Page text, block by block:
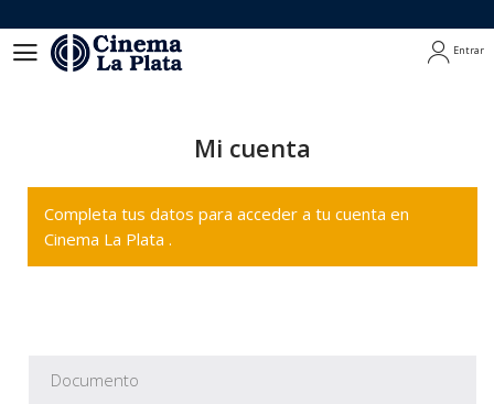
Entrar
Mi cuenta
Completa tus datos para acceder a tu cuenta en
Cinema La Plata .